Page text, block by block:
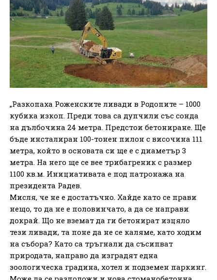
„Разкопаха Роженските ливади в Родопите – 1000
кубика изкоп. Преди това са дупчили със сонда
на дълбочина 24 метра. Предстои бетониране. Ще
бъде инсталиран 100-тонен пилон с височина 111
метра, който в основата си ще е с диаметър 3
метра. На него ще се вее трибагреник с размер
1100 кв.м. Инициативата е под патронажа на
президента Радев.
Мисля, че не е достатъчно. Хайде като се прави
нещо, то да не е половинчато, а да се направи
докрай. Що не вземат да ги бетонират изцяло
тези ливади, та поне да не се каляме, като ходим
на събора? Като са тръгнали да съсипват
природата, направо да изградят една
зоологическа градина, хотел и подземен паркинг.